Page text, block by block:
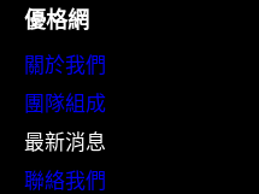
優格網
關於我們
團隊組成
最新消息
聯絡我們